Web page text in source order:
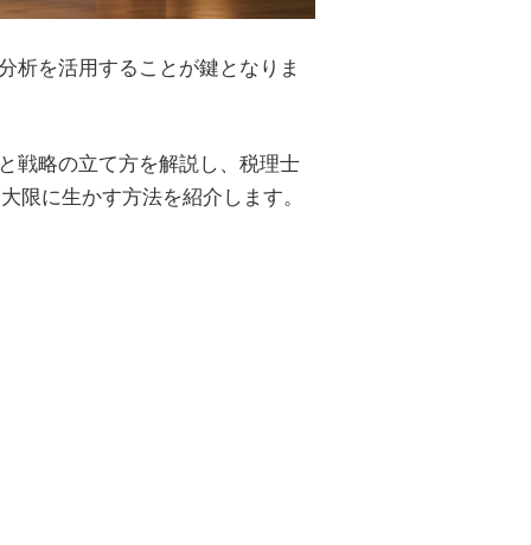
析を活用することが鍵となりま
戦略の立て方を解説し、税理士
限に生かす方法を紹介します。